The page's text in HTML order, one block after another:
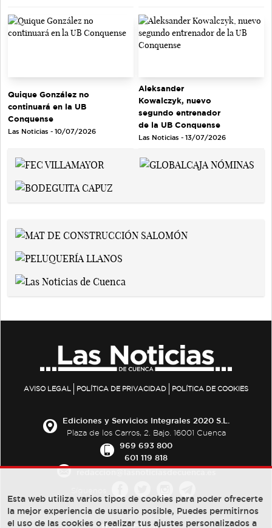
Quique González no
continuará en la UB
Conquense
Las Noticias - 10/07/2026
Aleksander
Kowalczyk, nuevo
segundo entrenador
de la UB Conquense
Las Noticias - 13/07/2026
AVISO LEGAL POLÍTICA DE PRIVACIDAD POLÍTICA DE COOKIES
Ediciones y Servicios Integrales 2020 S.L.
Plaza de los Carros, 2. Bajo. 16001 Cuenca
969 693 800
601 119 818
Esta web utiliza varios tipos de cookies para poder ofrecerte
la mejor experiencia de usuario posible, Puedes permitirnos
el uso de las cookies o realizar tus ajustes personalizados a